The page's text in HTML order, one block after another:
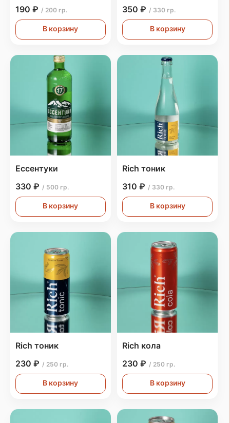
190 ₽ / 200 гр.
В корзину
350 ₽ / 330 гр.
В корзину
Ессентуки
330 ₽ / 500 гр.
В корзину
Rich тоник
310 ₽ / 330 гр.
В корзину
Rich тоник
230 ₽ / 250 гр.
В корзину
Rich кола
230 ₽ / 250 гр.
В корзину